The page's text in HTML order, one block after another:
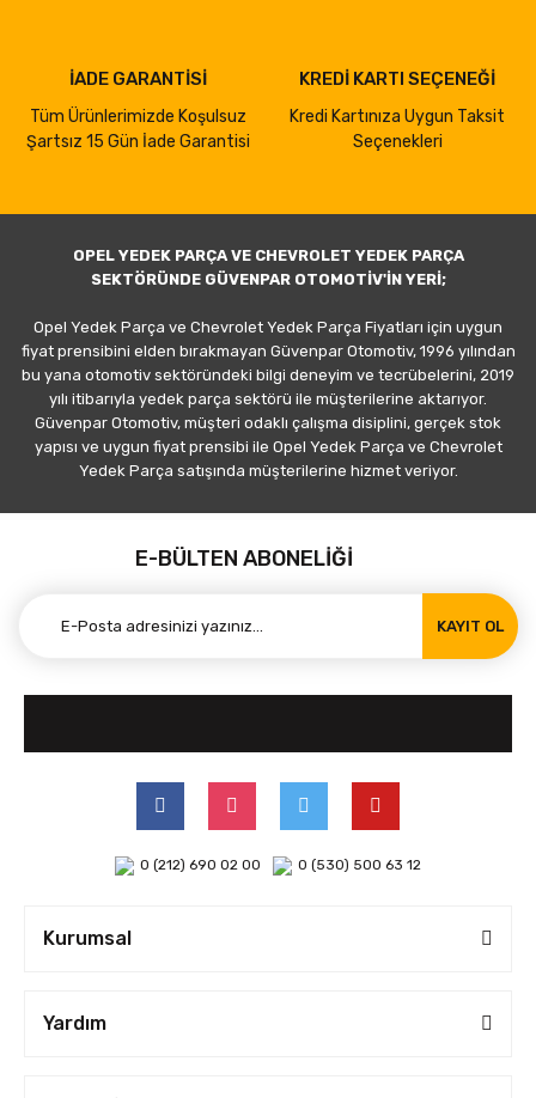
İADE GARANTİSİ
Tüm Ürünlerimizde Koşulsuz
Şartsız 15 Gün İade Garantisi
KREDİ KARTI SEÇENEĞİ
Kredi Kartınıza Uygun Taksit
Seçenekleri
OPEL YEDEK PARÇA VE CHEVROLET YEDEK PARÇA
SEKTÖRÜNDE GÜVENPAR OTOMOTİV'İN YERİ;
Opel Yedek Parça ve Chevrolet Yedek Parça Fiyatları için uygun
fiyat prensibini elden bırakmayan Güvenpar Otomotiv, 1996 yılından
bu yana otomotiv sektöründeki bilgi deneyim ve tecrübelerini, 2019
yılı itibarıyla yedek parça sektörü ile müşterilerine aktarıyor.
Güvenpar Otomotiv, müşteri odaklı çalışma disiplini, gerçek stok
yapısı ve uygun fiyat prensibi ile Opel Yedek Parça ve Chevrolet
Yedek Parça satışında müşterilerine hizmet veriyor.
E-BÜLTEN ABONELİĞİ
KAYIT OL
0 (212) 690 02 00 0 (530) 500 63 12
Kurumsal
Yardım